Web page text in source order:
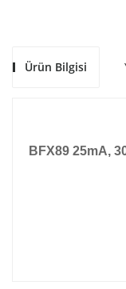
Ürün Bilgisi
BFX89 25mA,